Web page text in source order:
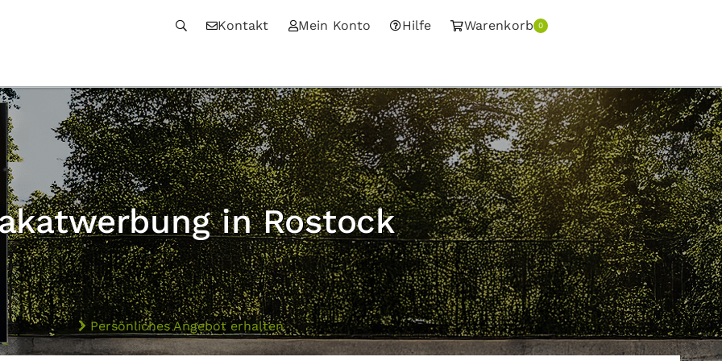
Kontakt Mein Konto Hilfe Warenkorb 0
in Rostock
Persönliches Angebot erhalten